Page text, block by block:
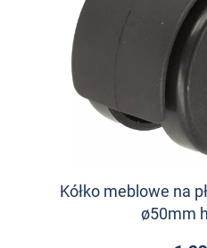
Kółko meblowe na
ø50mm